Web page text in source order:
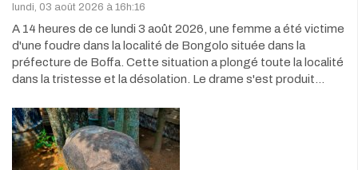
lundi, 03 août 2026 à 16h:16
A 14 heures de ce lundi 3 août 2026, une femme a été victime
d'une foudre dans la localité de Bongolo située dans la
préfecture de Boffa. Cette situation a plongé toute la localité
dans la tristesse et la désolation. Le drame s'est produit…